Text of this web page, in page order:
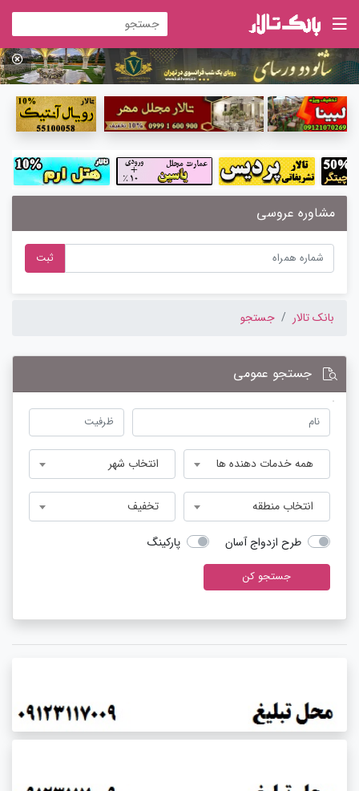
مشاوره عروسی
ثبت
بانک تالار جستجو
جستجو عمومی
همه خدمات دهنده ها انتخاب شهر
انتخاب منطقه تخفیف
طرح ازدواج آسان پارکینگ
جستجو کن